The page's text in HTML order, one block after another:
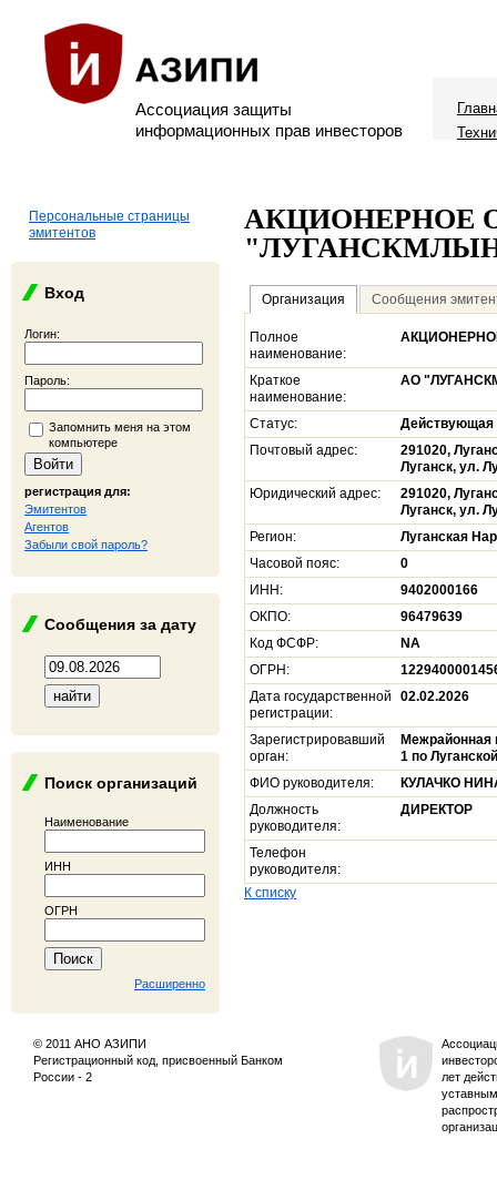
Ассоциация защиты
информационных прав инвесторов
Персональные страницы
эмитентов
Вход
Логин:
Пароль:
Запомнить меня на этом
компьютере
регистрация для:
Эмитентов
Агентов
Забыли свой пароль?
Сообщения за дату
Поиск организаций
Наименование
ИНН
ОГРН
Расширенно
АКЦИОНЕРНОЕ
Организация Сообщения
Полное
наименование:
Краткое
наименование:
АО
Статус:
Действующая
Почтовый адрес:
291020,
Луганск, ул.
Юридический адрес:
291020,
Луганск, ул.
Регион:
Луганская
Часовой пояс:
0
ИНН:
9402000166
ОКПО:
96479639
Код ФСФР:
NA
ОГРН:
Дата государственной
регистрации:
02.02.2026
Зарегистрировавший
орган:
Межрайонная
1 по
ФИО руководителя:
КУЛАЧКО
Должность
руководителя:
ДИРЕКТОР
Телефон
руководителя:
К списку
© 2011 АНО АЗИПИ
Регистрационный код, присвоенный Банком
России - 2
лет